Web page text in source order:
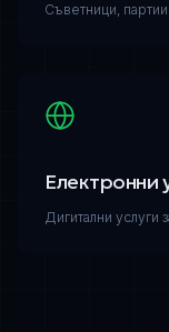
Съветници,
Електронни
Дигитални услуги